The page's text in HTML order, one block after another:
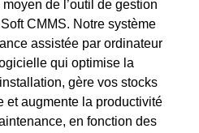
de l’outil de gestion
CMMS. Notre système
assistée par ordinateur
qui optimise la
gère vos stocks
et augmente la productivité
en fonction des